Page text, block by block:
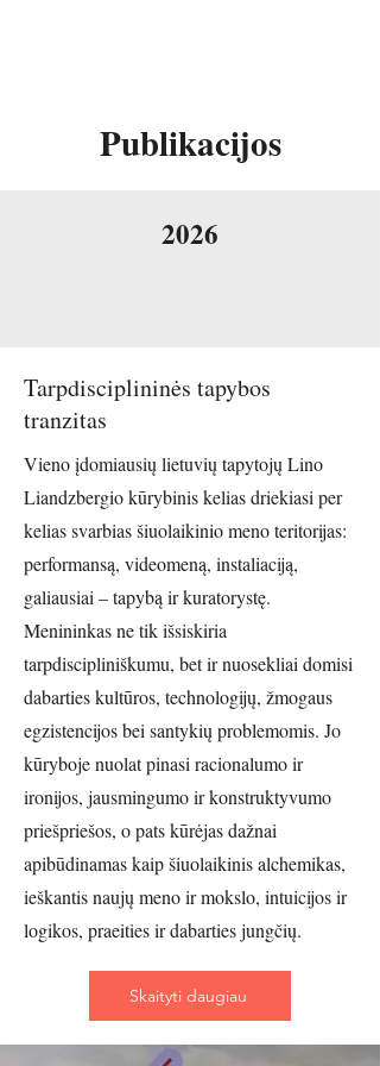
Publikacijos
2026
Tarpdisciplininės tapybos
tranzitas
Vieno įdomiausių lietuvių tapytojų Lino
Liandzbergio kūrybinis kelias driekiasi per
kelias svarbias šiuolaikinio meno teritorijas:
performansą, videomeną, instaliaciją,
galiausiai – tapybą ir kuratorystę.
Menininkas ne tik išsiskiria
tarpdiscipliniškumu, bet ir nuosekliai domisi
dabarties kultūros, technologijų, žmogaus
egzistencijos bei santykių problemomis. Jo
kūryboje nuolat pinasi racionalumo ir
ironijos, jausmingumo ir konstruktyvumo
priešpriešos, o pats kūrėjas dažnai
apibūdinamas kaip šiuolaikinis alchemikas,
ieškantis naujų meno ir mokslo, intuicijos ir
logikos, praeities ir dabarties jungčių.
Skaityti daugiau